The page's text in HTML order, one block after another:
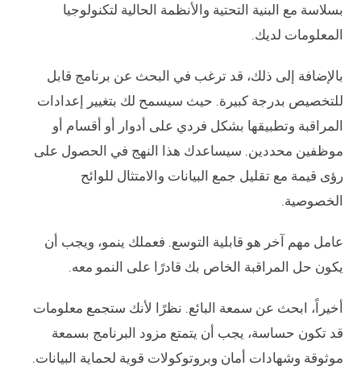
بسلاسة مع البنية التحتية والأنظمة الحالية لتكنولوجيا
المعلومات لديك.
بالإضافة إلى ذلك، قد ترغب في البحث عن برنامج قابل
للتخصيص بدرجة كبيرة. حيث سيسمح لك بتغيير إعدادات
المراقبة وتطبيقها بشكل فردي على أدوار أو أقسام أو
موظفين محددين. سيساعدك هذا النهج في الحصول على
رؤى قيمة مع تقليل جمع البيانات والامتثال للوائح
الخصوصية.
عامل مهم آخر هو قابلية التوسع. فعملك ينمو، ويجب أن
يكون حل المراقبة الخاص بك قادرًا على النمو معه.
أخيراً، ابحث عن سمعة البائع. نظرًا لأنك ستجمع معلومات
قد تكون حساسة، يجب أن يتمتع مزود البرنامج بسمعة
موثوقة وشهادات أمان وبروتوكولات قوية لحماية البيانات.